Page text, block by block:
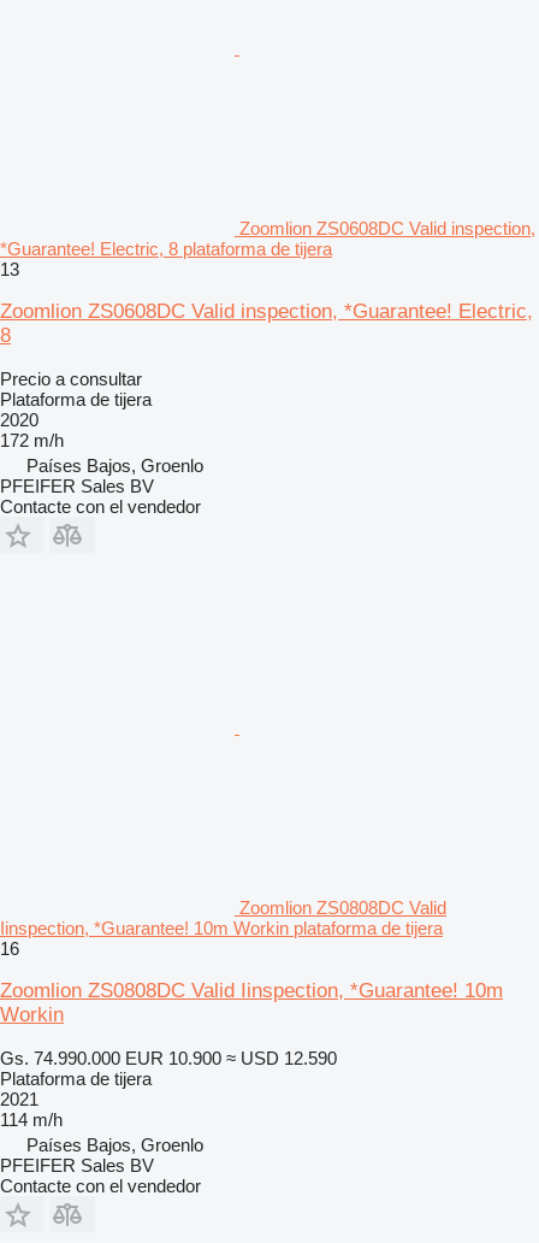
Zoomlion ZS0608DC Valid inspection,
*Guarantee! Electric, 8 plataforma de tijera
13
Zoomlion ZS0608DC Valid inspection, *Guarantee! Electric,
8
Precio a consultar
Plataforma de tijera
2020
172 m/h
Países Bajos, Groenlo
PFEIFER Sales BV
Contacte con el vendedor
Zoomlion ZS0808DC Valid
Iinspection, *Guarantee! 10m Workin plataforma de tijera
16
Zoomlion ZS0808DC Valid Iinspection, *Guarantee! 10m
Workin
Gs. 74.990.000 EUR 10.900 ≈ USD 12.590
Plataforma de tijera
2021
114 m/h
Países Bajos, Groenlo
PFEIFER Sales BV
Contacte con el vendedor